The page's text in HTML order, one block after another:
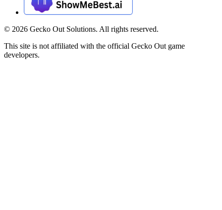
© 2026 Gecko Out Solutions. All rights reserved.
This site is not affiliated with the official Gecko Out game
developers.